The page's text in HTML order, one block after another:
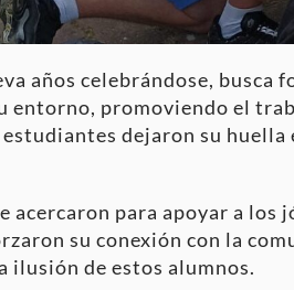
años celebrándose, busca
entorno, promoviendo el
dejaron su
acercaron para apoyar a
su conexión con la
ilusión de estos alumnos.